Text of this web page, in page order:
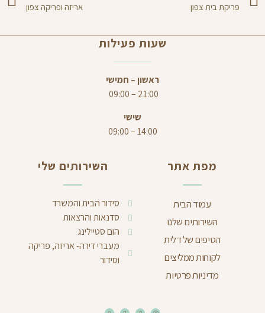
פריקת בית צפון
אריזה ופריקה צפון
שעות פעילות
ראשון – חמישי
21:00 – 09:00
שישי
14:00 – 09:00
מפת אתר
עמוד הבית
השירותים שלנו
הטיפים של דלית
לקוחות ממליצים
מדיניות פרטיות
השירותים שלי
סידור הבית והמשרד
סדנאות והרצאות
הום סטיילינג
מעברי דירה- אריזה, פריקה
וסידור